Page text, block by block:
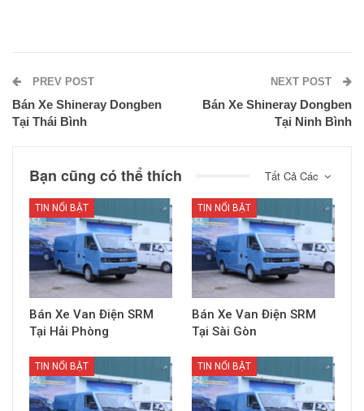
PREV POST
Bán Xe Shineray Dongben
Tại Thái Bình
NEXT POST
Bán Xe Shineray Dongben
Tại Ninh Bình
Tất Cả Các
Bạn cũng có thể thích
TIN NỔI BẬT
Bán Xe Van Điện SRM
Tại Hải Phòng
TIN NỔI BẬT
Bán Xe Van Điện SRM
Tại Sài Gòn
TIN NỔI BẬT TIN NỔI BẬT